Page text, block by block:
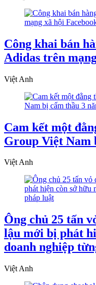
Công khai bán
Adidas trên
Việt Anh
Cam kết một
Group Việt Nam
Việt Anh
Ông chủ 25 tấn
lậu mới bị phát
doanh nghiệp
Việt Anh